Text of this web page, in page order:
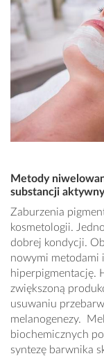
Metody
substancji
Zaburzenia
kosmetologii.
dobrej kondycji.
nowymi metodami
hiperpigmentację.
zwiększoną
usuwaniu
melanogenezy.
biochemicznych
syntezę barwnika